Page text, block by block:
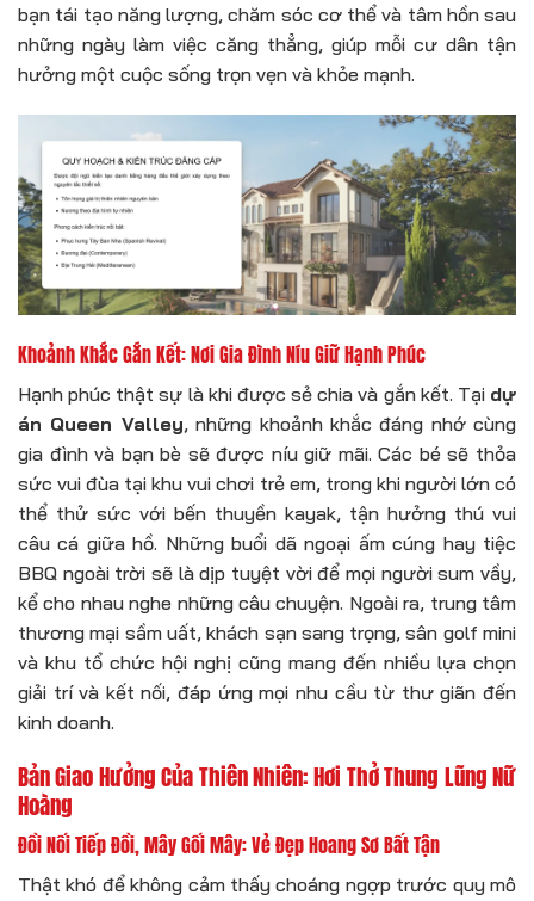
bạn tái tạo năng lượng, chăm sóc cơ thể và tâm hồn sau
những ngày làm việc căng thẳng, giúp mỗi cư dân tận
hưởng một cuộc sống trọn vẹn và khỏe mạnh.
Khoảnh Khắc Gắn Kết: Nơi Gia Đình Níu Giữ Hạnh Phúc
Hạnh phúc thật sự là khi được sẻ chia và gắn kết. Tại dự
án Queen Valley, những khoảnh khắc đáng nhớ cùng
gia đình và bạn bè sẽ được níu giữ mãi. Các bé sẽ thỏa
sức vui đùa tại khu vui chơi trẻ em, trong khi người lớn có
thể thử sức với bến thuyền kayak, tận hưởng thú vui
câu cá giữa hồ. Những buổi dã ngoại ấm cúng hay tiệc
BBQ ngoài trời sẽ là dịp tuyệt vời để mọi người sum vầy,
kể cho nhau nghe những câu chuyện. Ngoài ra, trung tâm
thương mại sầm uất, khách sạn sang trọng, sân golf mini
và khu tổ chức hội nghị cũng mang đến nhiều lựa chọn
giải trí và kết nối, đáp ứng mọi nhu cầu từ thư giãn đến
kinh doanh.
Bản Giao Hưởng Của Thiên Nhiên: Hơi Thở Thung Lũng Nữ
Hoàng
Đồi Nối Tiếp Đồi, Mây Gối Mây: Vẻ Đẹp Hoang Sơ Bất Tận
Thật khó để không cảm thấy choáng ngợp trước quy mô